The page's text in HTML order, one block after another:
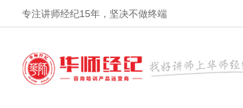
专注讲师经纪15年 ，坚决不做终端